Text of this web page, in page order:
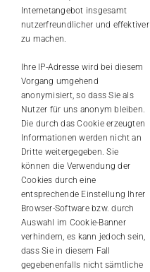
Internetangebot insgesamt
nutzerfreundlicher und effektiver
zu machen.
Ihre IP-Adresse wird bei diesem
Vorgang umgehend
anonymisiert, so dass Sie als
Nutzer für uns anonym bleiben.
Die durch das Cookie erzeugten
Informationen werden nicht an
Dritte weitergegeben. Sie
können die Verwendung der
Cookies durch eine
entsprechende Einstellung Ihrer
Browser-Software bzw. durch
Auswahl im Cookie-Banner
verhindern, es kann jedoch sein,
dass Sie in diesem Fall
gegebenenfalls nicht sämtliche